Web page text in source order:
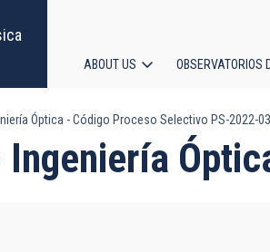
navigation
ABOUT US OBSERVATORIOS
Óptica - Código Proceso Selectivo PS-2022-